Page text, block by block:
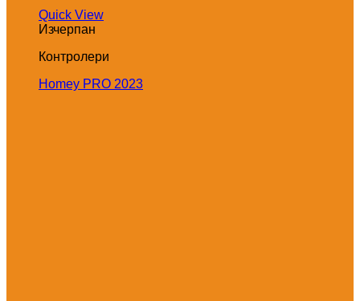
Quick View
Изчерпан
Контролери
Homey PRO 2023